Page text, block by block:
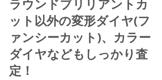
ラウンドブリリアントカ
ット以外の変形ダイヤ(フ
ァンシーカット)、カラー
ダイヤなどもしっかり査
定！